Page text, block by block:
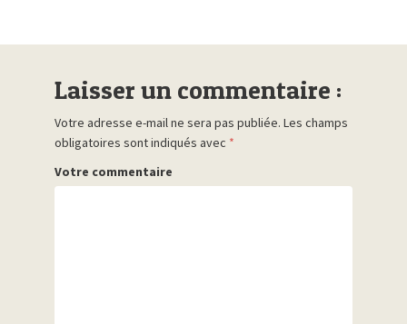
Laisser un commentaire :
Votre adresse e-mail ne sera pas publiée. Les champs
obligatoires sont indiqués avec *
Votre commentaire